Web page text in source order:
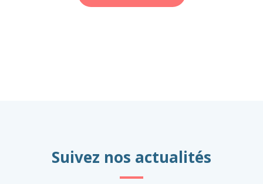
Suivez nos actualités